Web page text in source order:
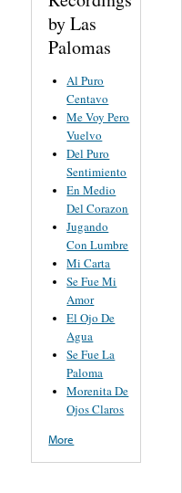
by Las
Palomas
Al Puro
Centavo
Me Voy Pero
Vuelvo
Del Puro
Sentimiento
En Medio
Del Corazon
Jugando
Con Lumbre
Mi Carta
Se Fue Mi
Amor
El Ojo De
Agua
Se Fue La
Paloma
Morenita De
Ojos Claros
More